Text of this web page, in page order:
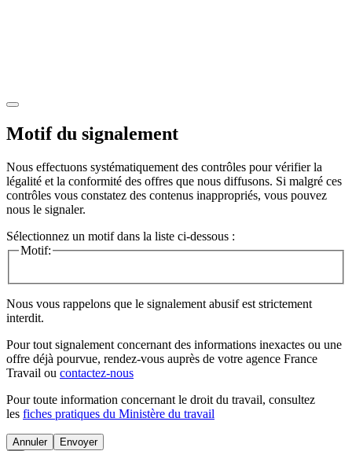
Motif du signalement
Nous effectuons systématiquement des contrôles pour vérifier la
légalité et la conformité des offres que nous diffusons. Si malgré ces
contrôles vous constatez des contenus inappropriés, vous pouvez
nous le signaler.
Sélectionnez un motif dans la liste ci-dessous :
Motif:
Nous vous rappelons que le signalement abusif est strictement
interdit.
Pour tout signalement concernant des informations inexactes ou une
offre déjà pourvue, rendez-vous auprès de votre agence France
Travail ou contactez-nous
Pour toute information concernant le droit du travail, consultez
les fiches pratiques du Ministère du travail
Annuler